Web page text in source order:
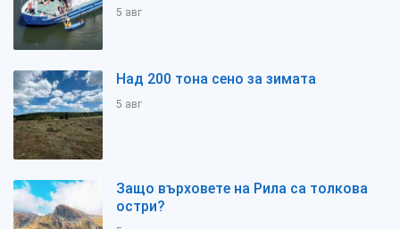
5 авг
Над 200 тона сено за зимата
5 авг
Защо върховете на Рила са толкова
остри?